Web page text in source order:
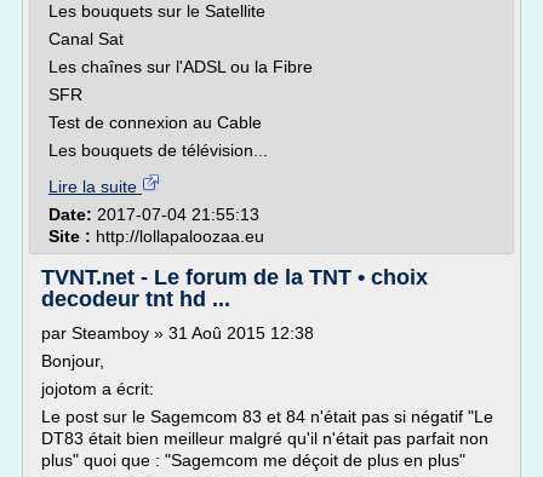
Les bouquets sur le Satellite
Canal Sat
Les chaînes sur l'ADSL ou la Fibre
SFR
Test de connexion au Cable
Les bouquets de télévision...
Lire la suite
Date: 2017-07-04 21:55:13
Site : http://lollapaloozaa.eu
TVNT.net - Le forum de la TNT • choix
decodeur tnt hd ...
par Steamboy » 31 Aoû 2015 12:38
Bonjour,
jojotom a écrit:
Le post sur le Sagemcom 83 et 84 n'était pas si négatif "Le
DT83 était bien meilleur malgré qu'il n'était pas parfait non
plus" quoi que : "Sagemcom me déçoit de plus en plus"